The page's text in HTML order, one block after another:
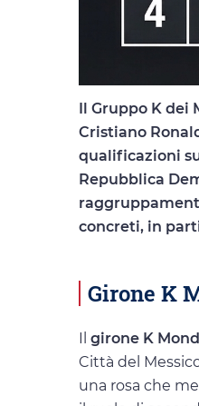
Il Gruppo K dei
Cristiano
qualificazioni
Repubblica
concreti, in
Girone K
girone K
Città del
una rosa che